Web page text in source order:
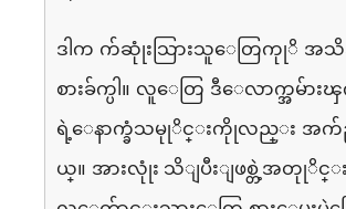
ဒါက က်ဆုုံးသြားသူေတြကုုိ အသိ
စားခ်က္ပါ။ လူေတြ ဒီေလာက္အမ်ား
ရဲ့ေနာက္ခံသမုုိင္းကိုုလည္း အက်
ယ္။ အားလုုံး သိျပီးျဖစ္တဲ့အတုုိင္